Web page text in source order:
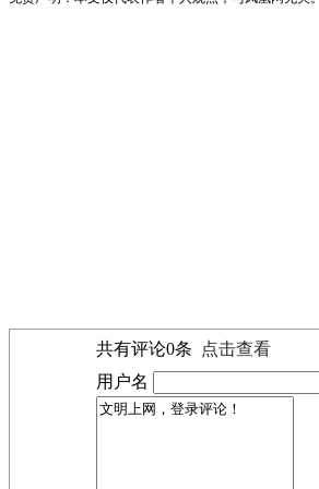
共有评论0条
点击查看
用户名